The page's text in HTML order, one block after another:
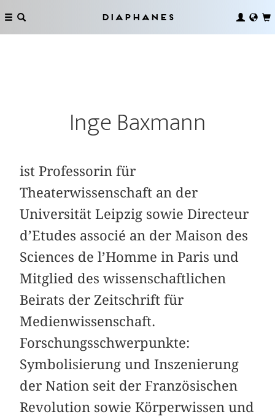
Diaphanes
Inge Baxmann
ist Professorin für
Theaterwissenschaft an der
Universität Leipzig sowie Directeur
d’Etudes associé an der Maison des
Sciences de l’Homme in Paris und
Mitglied des wissenschaftlichen
Beirats der Zeitschrift für
Medienwissenschaft.
Forschungsschwerpunkte:
Symbolisierung und Inszenierung
der Nation seit der Französischen
Revolution sowie Körperwissen und